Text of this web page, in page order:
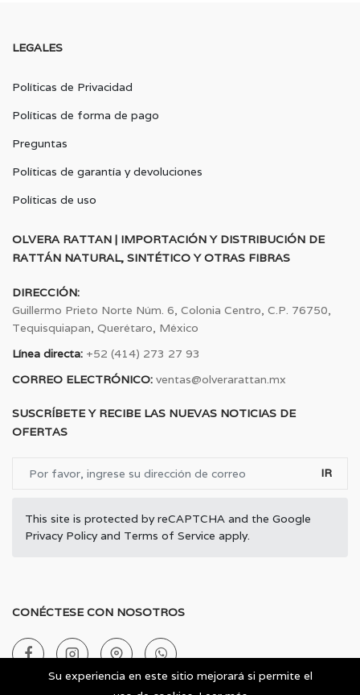
LEGALES
Políticas de Privacidad
Políticas de forma de pago
Preguntas
Políticas de garantía y devoluciones
Políticas de uso
OLVERA RATTAN | IMPORTACIÓN Y DISTRIBUCIÓN DE
RATTÁN NATURAL, SINTÉTICO Y OTRAS FIBRAS
DIRECCIÓN:
Guillermo Prieto Norte Núm. 6, Colonia Centro, C.P. 76750,
Tequisquiapan, Querétaro, México
Línea directa: +52 (414) 273 27 93
CORREO ELECTRÓNICO: ventas@olverarattan.mx
SUSCRÍBETE Y RECIBE LAS NUEVAS NOTICIAS DE
OFERTAS
IR
This site is protected by reCAPTCHA and the Google
Privacy Policyand Terms of Service apply.
CONÉCTESE CON NOSOTROS
Su experiencia en este sitio mejorará si permite el